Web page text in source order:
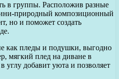
в группы. Расположив разные
природный композиционный
но и поможет создать
как пледы и подушки, выгодно
мягкий плед на диване в
углу добавит уюта и позволяет